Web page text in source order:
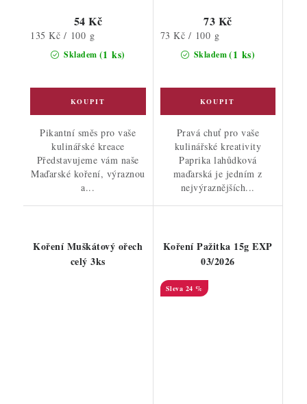
Skladem (1 ks)
54 Kč
Měrná
135 Kč / 100 g
Pikantní směs pro vaše
kulinářské kreace
Představujeme vám naše
Maďarské koření, výraznou
a...
Skladem(1 ks)
73 Kč
Měrná
73 Kč / 100 g
Pravá chuť pro vaše
kulinářské kreativity
Paprika lahůdková
maďarská je jedním z
nejvýraznějších...
Koření Muškátový ořech
celý 3ks
Koření Pažitka 15g EXP
03/2026
24 %